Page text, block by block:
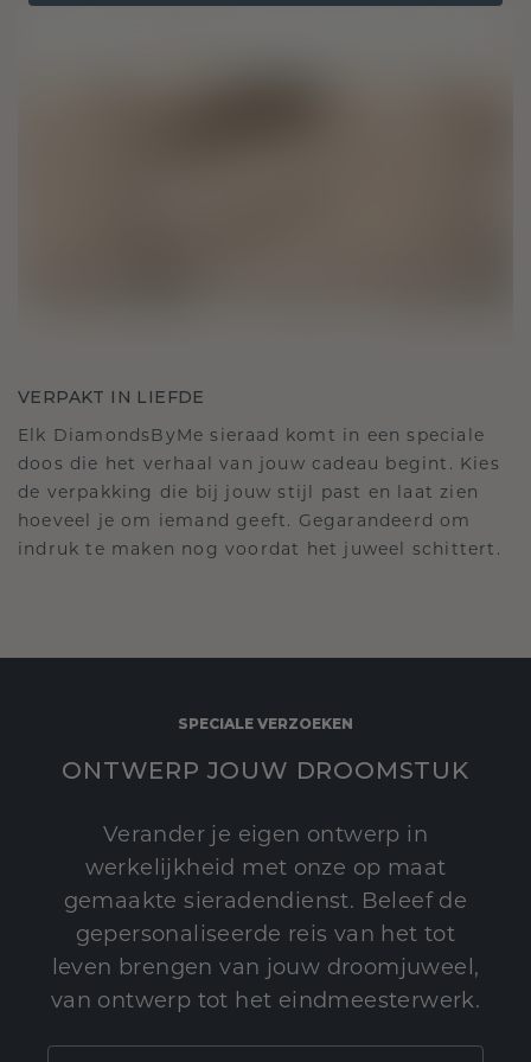
VERPAKT IN LIEFDE
Elk DiamondsByMe sieraad komt in een speciale
doos die het verhaal van jouw cadeau begint. Kies
de verpakking die bij jouw stijl past en laat zien
hoeveel je om iemand geeft. Gegarandeerd om
indruk te maken nog voordat het juweel schittert.
SPECIALE VERZOEKEN
ONTWERP JOUW DROOMSTUK
Verander je eigen ontwerp in
werkelijkheid met onze op maat
gemaakte sieradendienst. Beleef de
gepersonaliseerde reis van het tot
leven brengen van jouw droomjuweel,
van ontwerp tot het eindmeesterwerk.